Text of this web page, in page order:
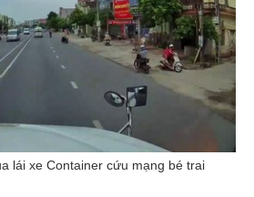
lái xe Container cứu mạng bé trai